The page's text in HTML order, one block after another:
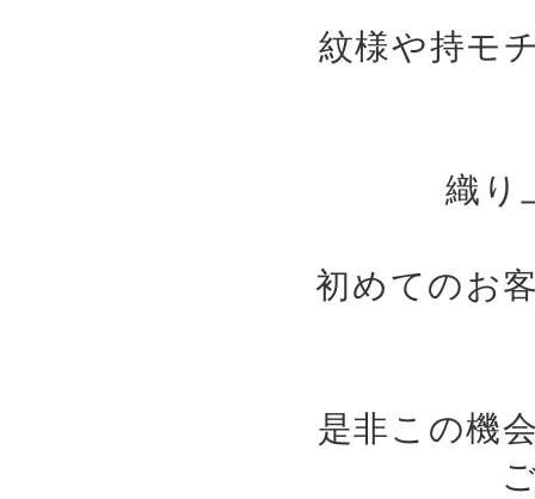
紋様や持モ
織り
初めてのお
是非この機